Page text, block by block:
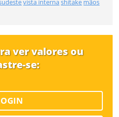
vista internashitake mãos
ver valores ou
se: